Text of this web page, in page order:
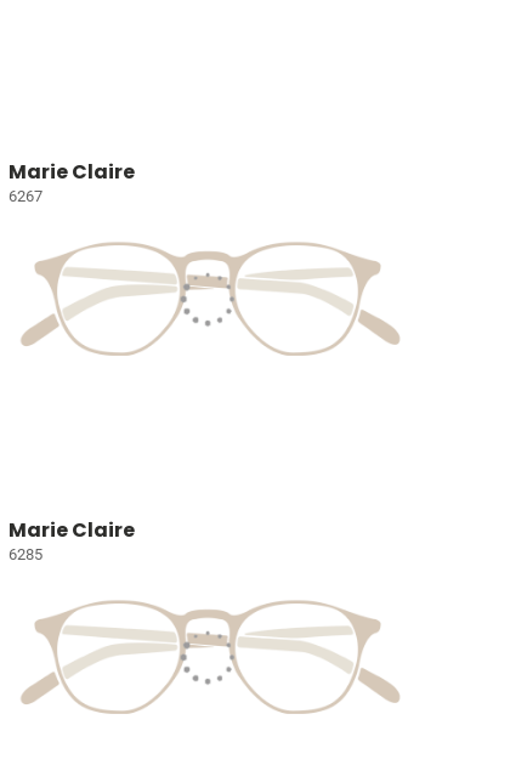
Marie Claire
6267
Marie Claire
6285